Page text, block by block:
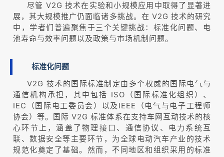
尽管 V2G 技术在实验和小规模应用中取得了显著进
展，其大规模推广仍面临诸多挑战。在 V2G 技术的研究
中，学者们普遍聚焦于三个关键挑战：标准化问题、电
池寿命与效率问题以及政策与市场机制问题。
标准化问题
V2G 技术的国际标准制定由多个权威的国际电气与
通信机构承担，其中包括 ISO（国际标准化组织）、
IEC（国际电工委员会）以及IEEE（电气与电子工程师
协会）等。国际 V2G 标准体系在支持车网互动技术的核
心环节上，涵盖了物理接口、通信协议、电力系统互
联、数据安全等主要环节，为全球电动汽车产业的技术
规范化奠定了基础。然而，不同地区和组织采用的标准